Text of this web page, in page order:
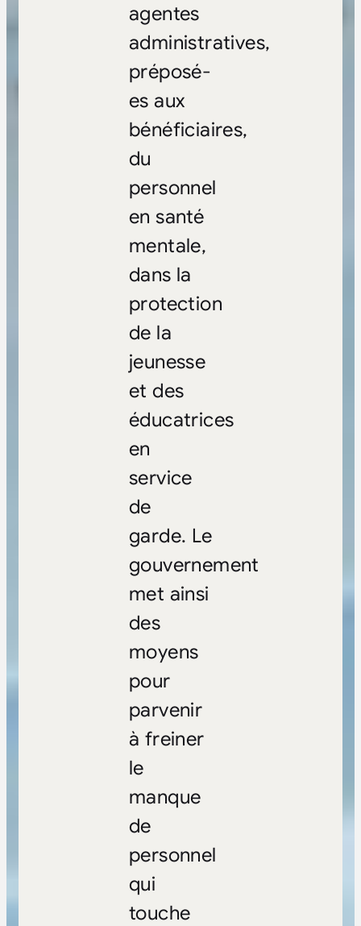
agentes
administratives,
préposé-
es aux
bénéficiaires,
du
personnel
en santé
mentale,
dans la
protection
de la
jeunesse
et des
éducatrices
en
service
de
garde. Le
gouvernement
met ainsi
des
moyens
pour
parvenir
à freiner
le
manque
de
personnel
qui
touche